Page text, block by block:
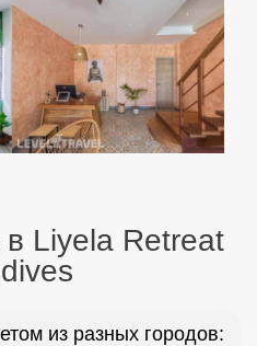
в Liyela Retreat
из разных городов:
по лучшим ценам!
Казань
Минеральные Воды